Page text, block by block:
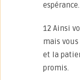
espérance.
12 Ainsi
mais
et la
promis.